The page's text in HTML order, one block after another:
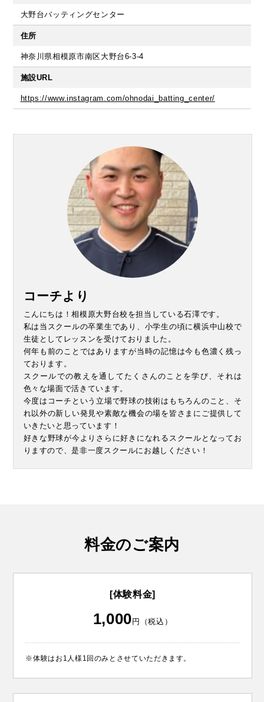
大野台バッティングセンター
住所
神奈川県相模原市南区大野台6-3-4
施設URL
https://www.instagram.com/ohnodai_batting_center/
コーチより
こんにちは！相模原大野台校を担当している石澤です。
私は当スクールの卒業生であり、小学生の頃に横浜中山校で
生徒としてレッスンを受けておりました。
何年も前のことではありますが当時の記憶は今も色濃く残っ
ております。
スクールでの教えを通してたくさんのことを学び、それは
色々な場面で活きています。
今度はコーチという立場で野球の技術はもちろんのこと、そ
れ以外の新しい発見や素敵な機会の場を皆さまにご提供して
いきたいと思っています！
好きな野球が今よりさらに好きになれるスクールとなってお
りますので、是非一度スクールにお越しください！
料金のご案内
[体験料金]
1,000円（税込）
※体験はお1人様1回のみとさせていただきます。